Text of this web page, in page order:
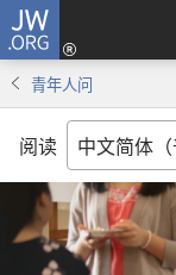
JW.ORG
青年人问
阅读